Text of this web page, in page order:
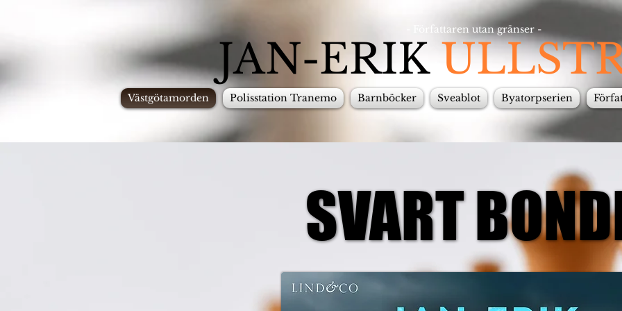
- Författaren utan gränser -
JAN-ERIK
Västgötamorden Polisstation Tranemo Barnböcker Sveablot Byatorpserien
SVART
SVART